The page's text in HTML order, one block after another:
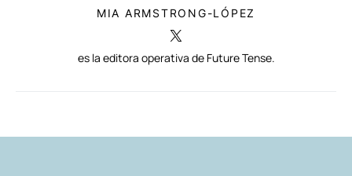
MIA ARMSTRONG-LÓPEZ
es la editora operativa de Future Tense.